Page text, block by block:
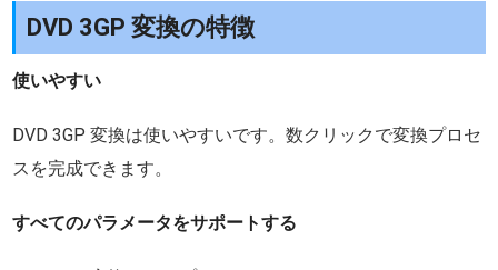
DVD 3GP 変換の特徴
使いやすい
DVD 3GP 変換は使いやすいです。数クリックで変換プロセ
スを完成できます。
すべてのパラメータをサポートする